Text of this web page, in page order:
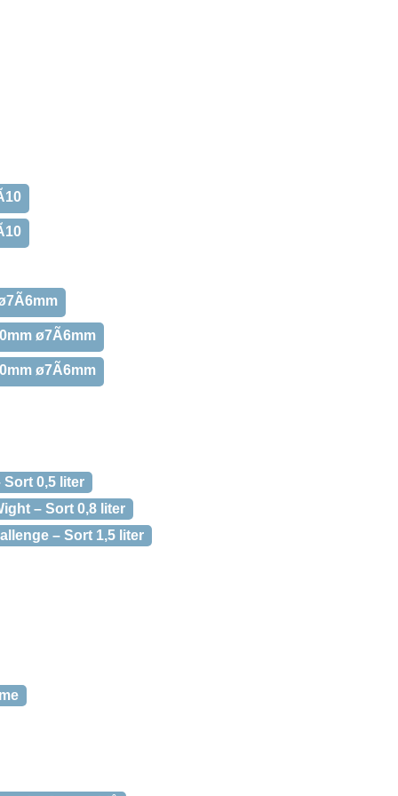
ø7Ã6mm
ø7Ã6mm
Sort 0,5 liter
– Sort 0,8 liter
– Sort 1,5 liter